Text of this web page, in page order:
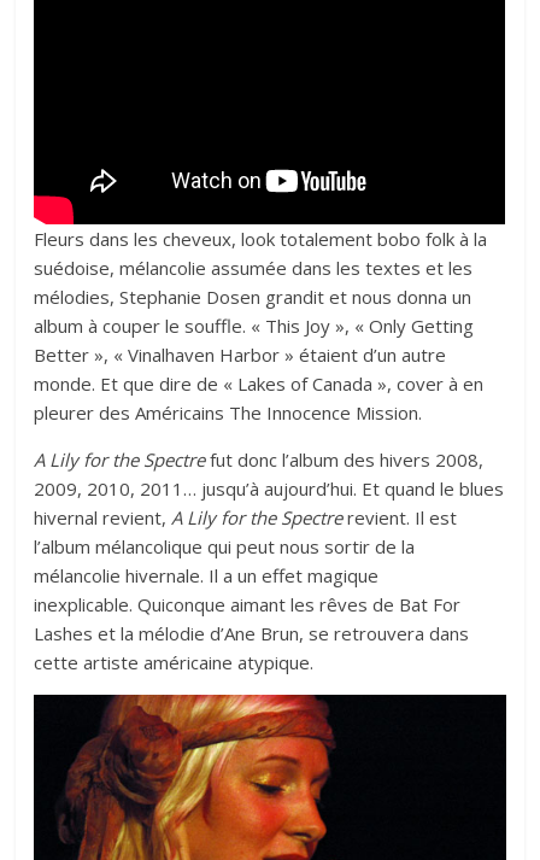
Fleurs dans les cheveux, look totalement bobo folk à la
suédoise, mélancolie assumée dans les textes et les
mélodies, Stephanie Dosen grandit et nous donna un
album à couper le souffle. « This Joy », « Only Getting
Better », « Vinalhaven Harbor » étaient d’un autre
monde. Et que dire de « Lakes of Canada », cover à en
pleurer des Américains The Innocence Mission.
A Lily for the Spectrefut donc l’album des hivers 2008,
2009, 2010, 2011… jusqu’à aujourd’hui. Et quand le blues
hivernal revient, A Lily for the Spectrerevient. Il est
l’album mélancolique qui peut nous sortir de la
mélancolie hivernale. Il a un effet magique
inexplicable. Quiconque aimant les rêves de Bat For
Lashes et la mélodie d’Ane Brun, se retrouvera dans
cette artiste américaine atypique.